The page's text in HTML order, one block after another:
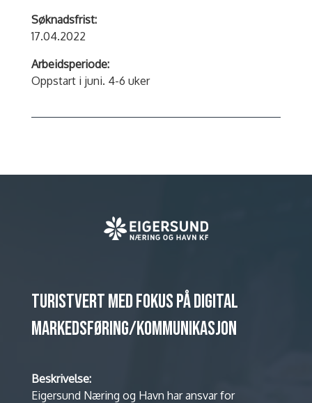
Søknadsfrist:
17.04.2022
Arbeidsperiode:
Oppstart i juni. 4-6 uker
TURISTVERT MED FOKUS PÅ DIGITAL
MARKEDSFØRING/KOMMUNIKASJON
Beskrivelse:
Eigersund Næring og Havn har ansvar for